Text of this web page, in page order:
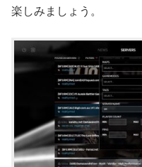
楽しみましょう。